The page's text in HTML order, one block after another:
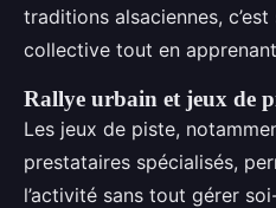
traditions alsaciennes,
collective tout en
Rallye urbain et jeux de
Les jeux de piste,
prestataires spécialisés,
l’activité sans tout gérer